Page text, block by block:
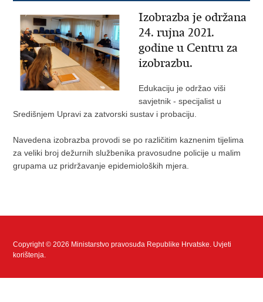
Izobrazba je održana
24. rujna 2021.
godine u Centru za
izobrazbu.
Edukaciju je održao viši
savjetnik - specijalist u
Središnjem Upravi za zatvorski sustav i probaciju.
Navedena izobrazba provodi se po različitim kaznenim tijelima
za veliki broj dežurnih službenika pravosudne policije u malim
grupama uz pridržavanje epidemioloških mjera.
Copyright © 2026 Ministarstvo pravosuđa Republike Hrvatske. Uvjeti
korištenja.